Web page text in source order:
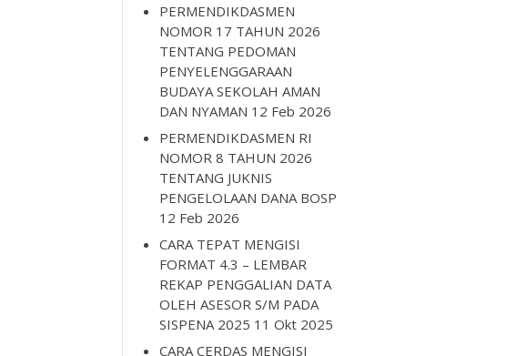
PERMENDIKDASMEN
NOMOR 17 TAHUN 2026
TENTANG PEDOMAN
PENYELENGGARAAN
BUDAYA SEKOLAH AMAN
DAN NYAMAN 12 Feb 2026
PERMENDIKDASMEN RI
NOMOR 8 TAHUN 2026
TENTANG JUKNIS
PENGELOLAAN DANA BOSP
12 Feb 2026
CARA TEPAT MENGISI
FORMAT 4.3 – LEMBAR
REKAP PENGGALIAN DATA
OLEH ASESOR S/M PADA
SISPENA 2025 11 Okt 2025
CARA CERDAS MENGISI